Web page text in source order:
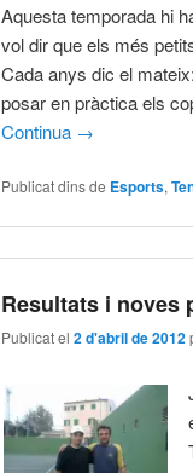
Aquesta temporada hi
vol dir que els més
Cada anys dic el
posar en pràctica els
Continua →
Publicat dins de Esports,
Resultats i noves
Publicat el2 d'abril de 2012